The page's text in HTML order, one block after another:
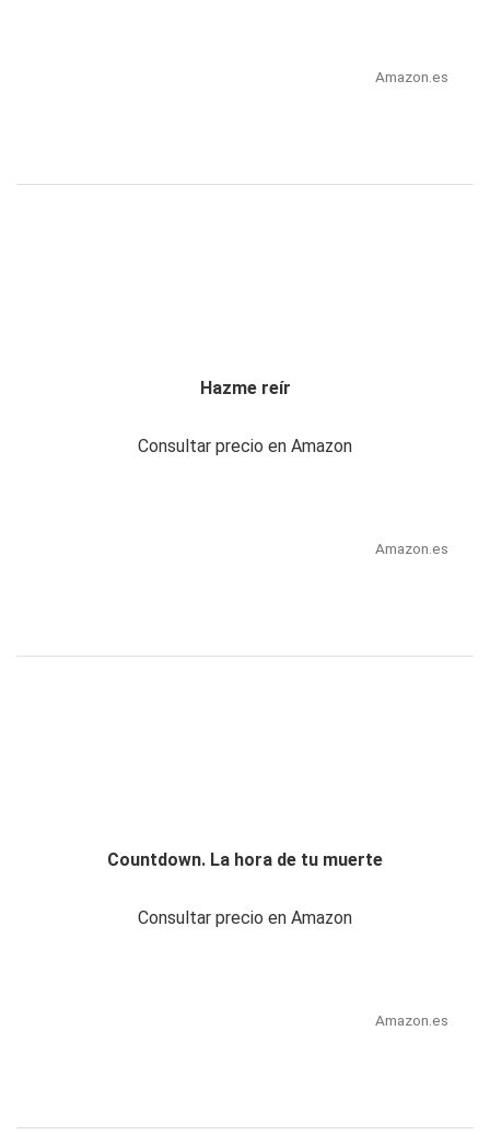
Amazon.es
Hazme reír
Consultar precio en Amazon
Amazon.es
Countdown. La hora de tu muerte
Consultar precio en Amazon
Amazon.es